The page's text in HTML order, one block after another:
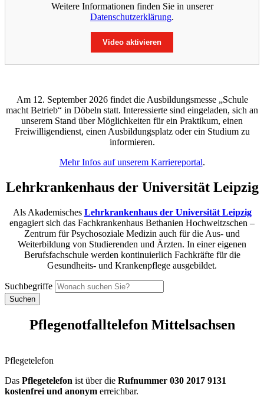
Weitere Informationen finden Sie in unserer
Datenschutzerklärung.
Video aktivieren
Am 12. September 2026 findet die Ausbildungsmesse „Schule
macht Betrieb“ in Döbeln statt. Interessierte sind eingeladen, sich an
unserem Stand über Möglichkeiten für ein Praktikum, einen
Freiwilligendienst, einen Ausbildungsplatz oder ein Studium zu
informieren.
Mehr Infos auf unserem Karriereportal.
Lehrkrankenhaus der Universität Leipzig
Als Akademisches Lehrkrankenhaus der Universität Leipzig
engagiert sich das Fachkrankenhaus Bethanien Hochweitzschen –
Zentrum für Psychosoziale Medizin auch für die Aus- und
Weiterbildung von Studierenden und Ärzten. In einer eigenen
Berufsfachschule werden kontinuierlich Fachkräfte für die
Gesundheits- und Krankenpflege ausgebildet.
Suchbegriffe
Suchen
Pflegenotfalltelefon Mittelsachsen
Pflegetelefon
Das Pflegetelefon ist über die Rufnummer 030 2017 9131
kostenfrei und anonym erreichbar.